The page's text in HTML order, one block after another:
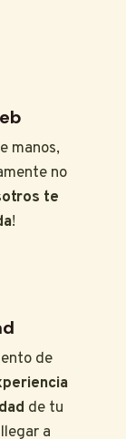
manos,
no
te
!
de
de tu
a